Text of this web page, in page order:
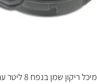
מיכל ריקון שמן בנפח 8 ליטר עם משפך